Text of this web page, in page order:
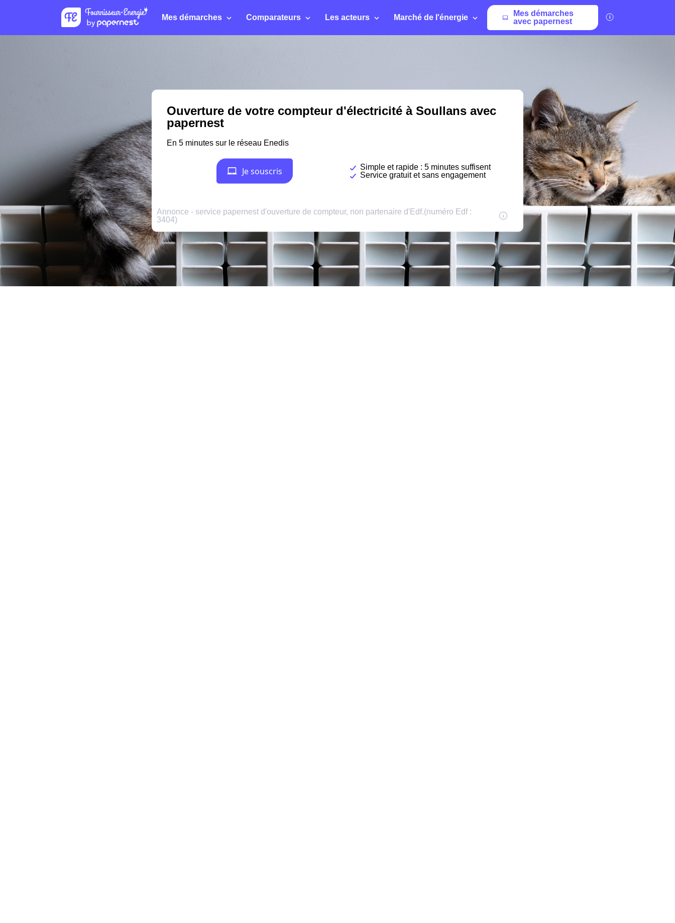
Mes démarches Comparateurs Les acteurs Marché de l'énergie
Mes démarches
avec papernest